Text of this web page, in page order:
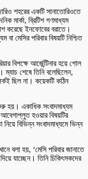
শহরের একটি সানাতোরিওতে
মার্কা, ব্রিটিশ গণমাধ্যম
করেছে ইনফোবের বরাতে।
মেসির পরিবার বিষয়টি নিশ্চিত
বিপক্ষে আর্জেন্টিনার হয়ে গোল
শেষে তিনি বলেছিলেন,
ছিল না। কয়েকটি কঠিন
হয়। একাধিক সংবাদমাধ্যম
আবেগাপ্লুত হওয়ার বিষয়টির
বিভিন্ন সংবাদমাধ্যমে ভিন্ন
বলা হয়, ‘মেসি পরিবার জানাতে
যাচ্ছেন। তিনি চিকিৎসকদের